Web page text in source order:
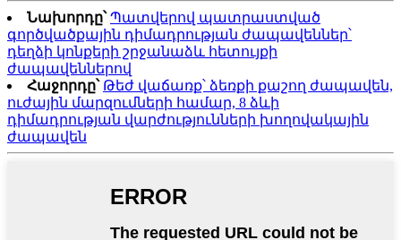
Նախորդը՝ Պատվերով պատրաստված
գործվածքային դիմադրության ժապավեններ՝
դեղձի կոնքերի շրջանաձև հետույքի
ժապավեններով
Հաջորդը՝ Թեժ վաճառք՝ ձեռքի քաշող ժապավեն,
ուժային մարզումների համար, 8 ձևի
դիմադրության վարժությունների խողովակային
ժապավեն